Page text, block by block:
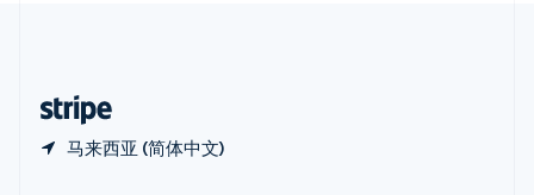
马来西亚 (简体中文)